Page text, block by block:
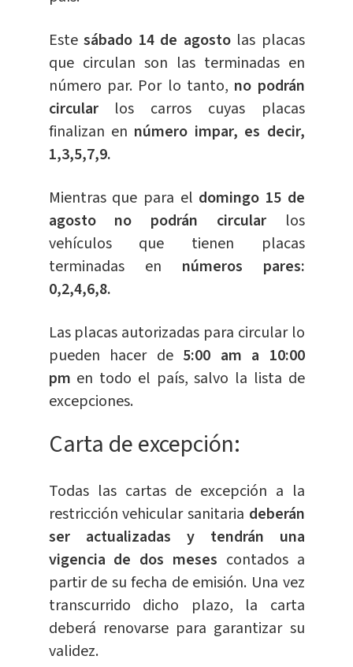
Este sábado 14 de agostolas placas
que circulan son las terminadas en
número par. Por lo tanto, no podrán
circularlos carros cuyas placas
finalizan en número impar, es decir,
1,3,5,7,9.
Mientras que para el domingo 15 de
agosto
no podrán circularlos
vehículos que tienen placas
terminadas en números pares:
0,2,4,6,8.
Las placas autorizadas para circular lo
pueden hacer de 5:00 am a 10:00
pm en todo el país, salvo la lista de
excepciones.
Carta de excepción:
Todas las cartas de excepción a la
restricción vehicular sanitaria deberán
ser actualizadas y tendrán una
vigencia de dos meses contados a
partir de su fecha de emisión. Una vez
transcurrido dicho plazo, la carta
deberá renovarse para garantizar su
validez.